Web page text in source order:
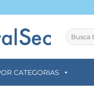
Buscar
por:
CATEGORIAS